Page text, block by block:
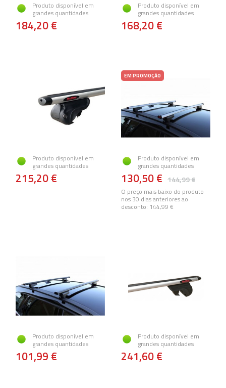
Produto disponível em
grandes quantidades
184,20 €
Produto disponível em
grandes quantidades
168,20 €
Produto disponível em
grandes quantidades
215,20 €
EM PROMOÇÃO
Produto disponível em
grandes quantidades
144,99 €
130,50 €
O preço mais baixo do produto
nos 30 dias anteriores ao
desconto: 144,99 €
Produto disponível em
grandes quantidades
101,99 €
Produto disponível em
grandes quantidades
241,60 €